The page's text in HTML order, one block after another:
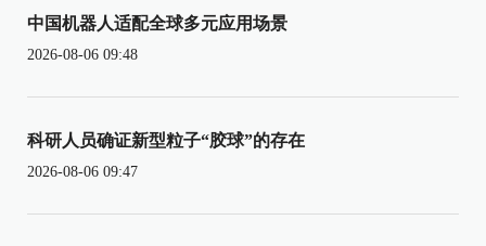
中国机器人适配全球多元应用场景
2026-08-06 09:48
科研人员确证新型粒子“胶球”的存在
2026-08-06 09:47